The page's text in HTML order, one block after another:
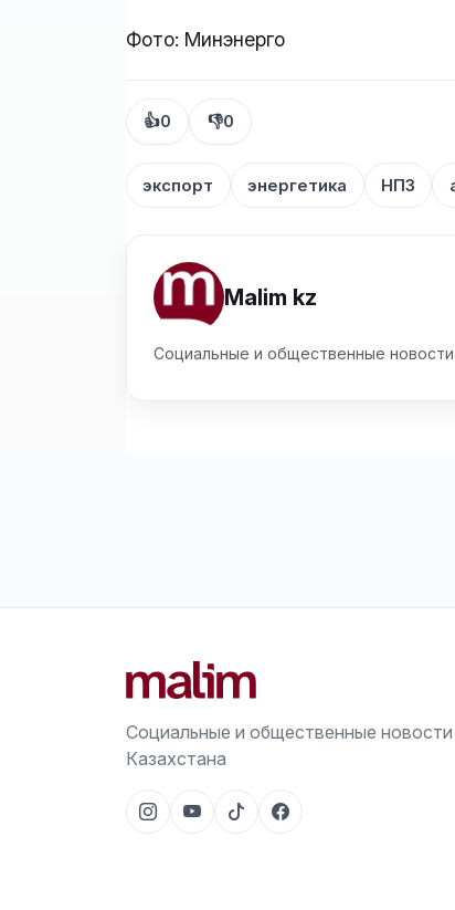
Фото: Минэнерго
👍0 👎0
экспорт энергетика НПЗ
Malim kz
Социальные и общественные новости
Социальные и общественные новости
Казахстана